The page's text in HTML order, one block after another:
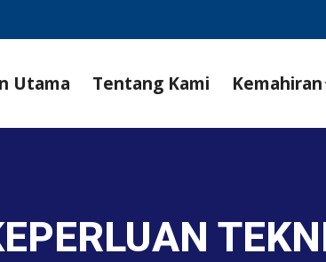
Utama Tentang Kami Kemahiran